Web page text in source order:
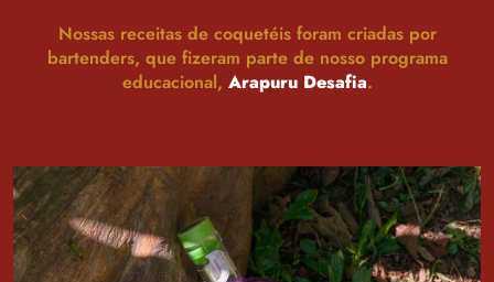
Nossas receitas de coquetéis foram criadas por
bartenders, que fizeram parte de nosso programa
educacional, Arapuru Desafia.